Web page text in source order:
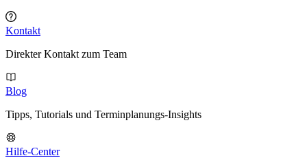
Kontakt
Direkter Kontakt zum Team
Blog
Tipps, Tutorials und Terminplanungs-Insights
Hilfe-Center